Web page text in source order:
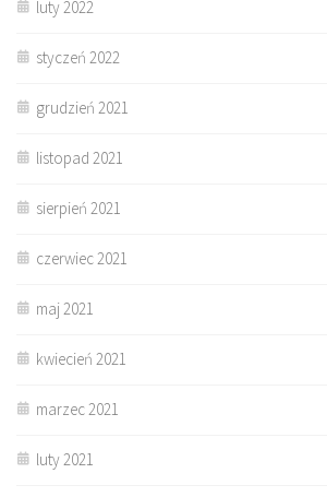
luty 2022
styczeń 2022
grudzień 2021
listopad 2021
sierpień 2021
czerwiec 2021
maj 2021
kwiecień 2021
marzec 2021
luty 2021